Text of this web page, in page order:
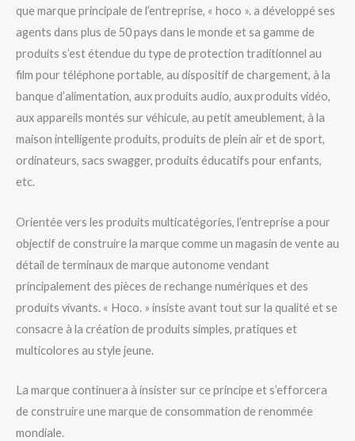
que marque principale de l’entreprise, « hoco ». a développé ses
agents dans plus de 50 pays dans le monde et sa gamme de
produits s’est étendue du type de protection traditionnel au
film pour téléphone portable, au dispositif de chargement, à la
banque d’alimentation, aux produits audio, aux produits vidéo,
aux appareils montés sur véhicule, au petit ameublement, à la
maison intelligente produits, produits de plein air et de sport,
ordinateurs, sacs swagger, produits éducatifs pour enfants,
etc.
Orientée vers les produits multicatégories, l’entreprise a pour
objectif de construire la marque comme un magasin de vente au
détail de terminaux de marque autonome vendant
principalement des pièces de rechange numériques et des
produits vivants. « Hoco. » insiste avant tout sur la qualité et se
consacre à la création de produits simples, pratiques et
multicolores au style jeune.
La marque continuera à insister sur ce principe et s’efforcera
de construire une marque de consommation de renommée
mondiale.